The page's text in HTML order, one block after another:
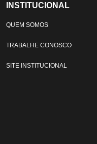
INSTITUCIONAL
QUEM SOMOS
TRABALHE CONOSCO
SITE INSTITUCIONAL